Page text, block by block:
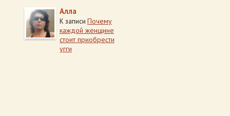
Алла
К записи Почему
каждой женщине
стоит приобрести
угги